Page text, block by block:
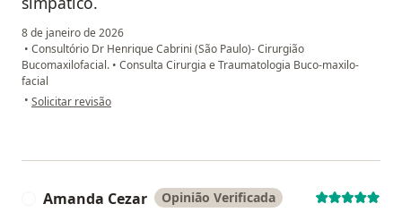
8 de janeiro de 2026
• Consultório Dr Henrique Cabrini (São Paulo)- Cirurgião
Bucomaxilofacial. • Consulta Cirurgia e Traumatologia Buco-maxilo-
facial
• na opinião do utilizador Beatriz
Solicitar revisão
Amanda Cezar Opinião Verificada